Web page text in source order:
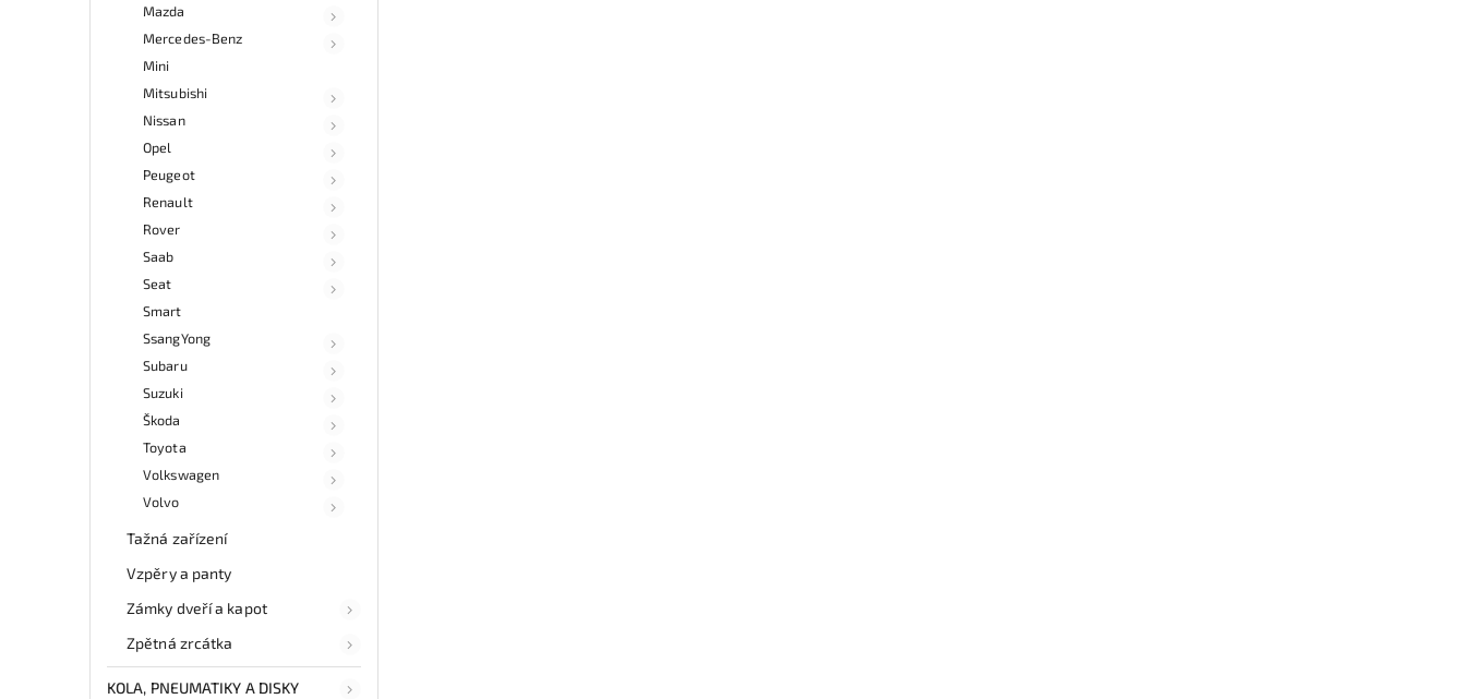
Mazda
Mercedes-Benz
Mini
Mitsubishi
Nissan
Opel
Peugeot
Renault
Rover
Saab
Seat
Smart
SsangYong
Subaru
Suzuki
Škoda
Toyota
Volkswagen
Volvo
Tažná zařízení
Vzpěry a panty
Zámky dveří a kapot
Zpětná zrcátka
KOLA, PNEUMATIKY A DISKY